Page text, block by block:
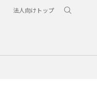
法人向けトップ